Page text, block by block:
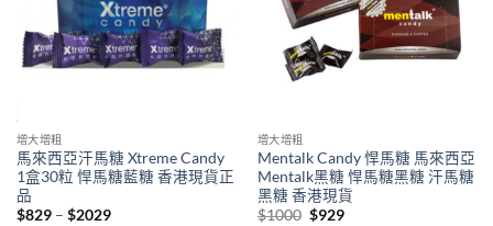
增大增粗
馬來西亞汗馬糖 Xtreme Candy
1盒30粒 悍馬糖藍糖 香港現貨正
品
$829 – $2029Price
增大增粗
Mentalk Candy 悍馬糖 馬來西亞
Mentalk黑糖 悍馬糖黑糖 汗馬糖
黑糖 香港現貨
$1000 Original
$929Current